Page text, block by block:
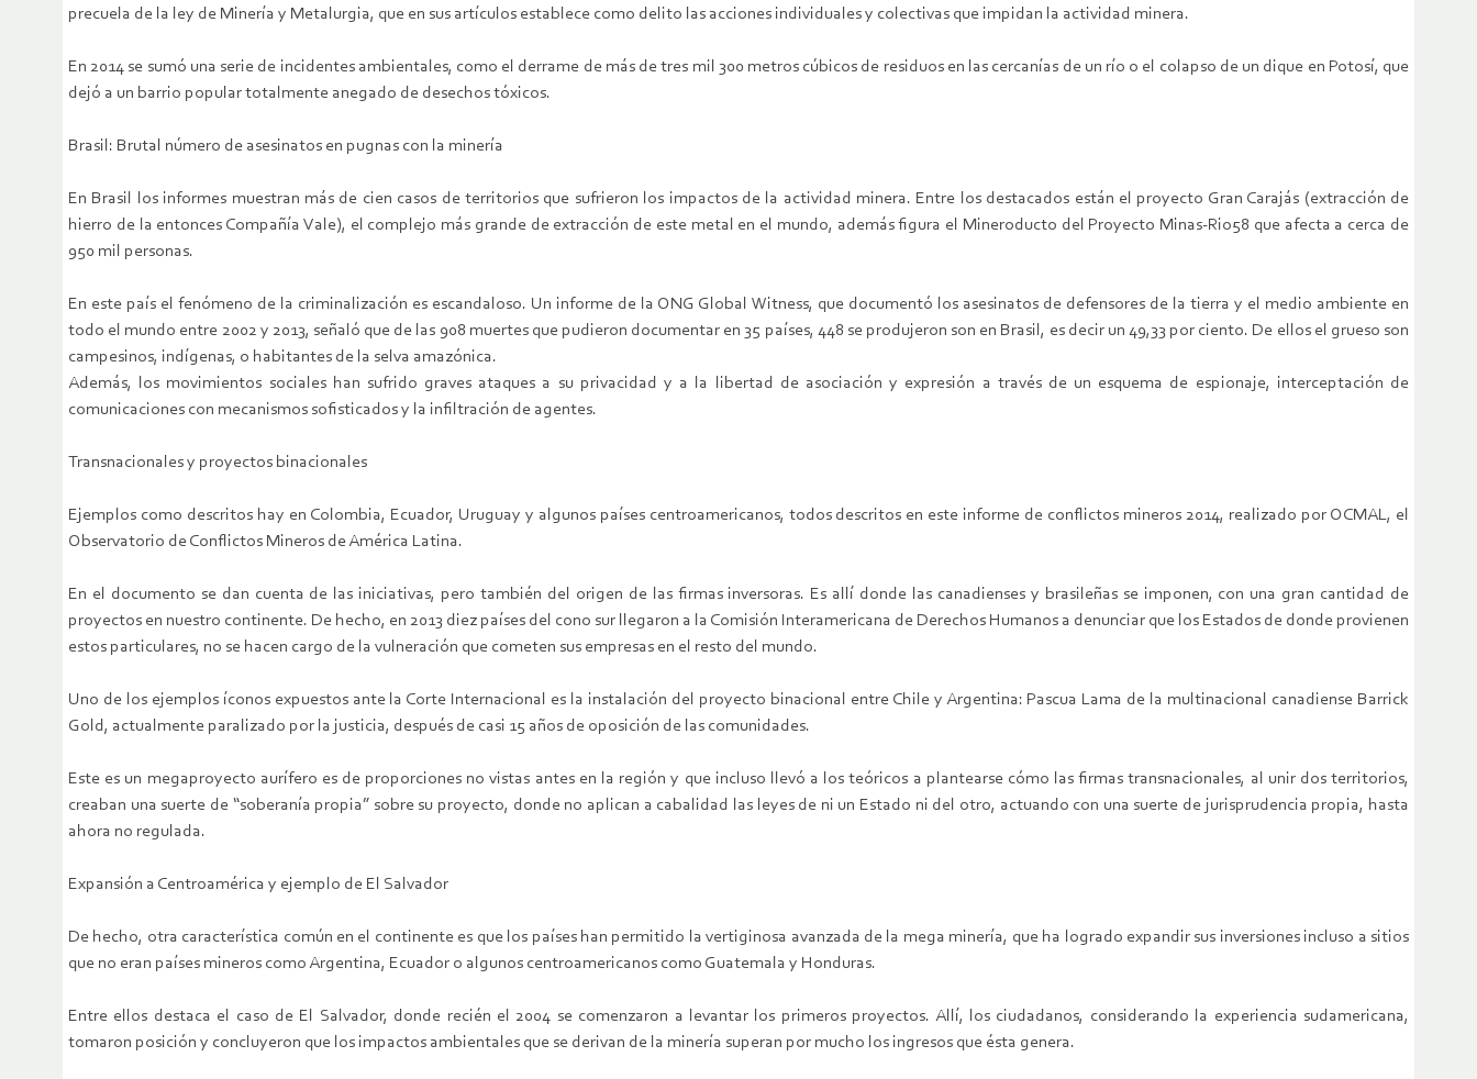
precuela de la ley de Minería y Metalurgia, que en sus artículos establece como delito las acciones individuales y colectivas que impidan la actividad minera.
En 2014 se sumó una serie de incidentes ambientales, como el derrame de más de tres mil 300 metros cúbicos de residuos en las cercanías de un río o el colapso de un dique en Potosí, que
dejó a un barrio popular totalmente anegado de desechos tóxicos.
Brasil: Brutal número de asesinatos en pugnas con la minería
En Brasil los informes muestran más de cien casos de territorios que sufrieron los impactos de la actividad minera. Entre los destacados están el proyecto Gran Carajás (extracción de
hierro de la entonces Compañía Vale), el complejo más grande de extracción de este metal en el mundo, además figura el Mineroducto del Proyecto Minas-Rio58 que afecta a cerca de
950 mil personas.
En este país el fenómeno de la criminalización es escandaloso. Un informe de la ONG Global Witness, que documentó los asesinatos de defensores de la tierra y el medio ambiente en
todo el mundo entre 2002 y 2013, señaló que de las 908 muertes que pudieron documentar en 35 países, 448 se produjeron son en Brasil, es decir un 49,33 por ciento. De ellos el grueso son
campesinos, indígenas, o habitantes de la selva amazónica.
Además, los movimientos sociales han sufrido graves ataques a su privacidad y a la libertad de asociación y expresión a través de un esquema de espionaje, interceptación de
comunicaciones con mecanismos sofisticados y la infiltración de agentes.
Transnacionales y proyectos binacionales
Ejemplos como descritos hay en Colombia, Ecuador, Uruguay y algunos países centroamericanos, todos descritos en este informe de conflictos mineros 2014, realizado por OCMAL, el
Observatorio de Conflictos Mineros de América Latina.
En el documento se dan cuenta de las iniciativas, pero también del origen de las firmas inversoras. Es allí donde las canadienses y brasileñas se imponen, con una gran cantidad de
proyectos en nuestro continente. De hecho, en 2013 diez países del cono sur llegaron a la Comisión Interamericana de Derechos Humanos a denunciar que los Estados de donde provienen
estos particulares, no se hacen cargo de la vulneración que cometen sus empresas en el resto del mundo.
Uno de los ejemplos íconos expuestos ante la Corte Internacional es la instalación del proyecto binacional entre Chile y Argentina: Pascua Lama de la multinacional canadiense Barrick
Gold, actualmente paralizado por la justicia, después de casi 15 años de oposición de las comunidades.
Este es un megaproyecto aurífero es de proporciones no vistas antes en la región y que incluso llevó a los teóricos a plantearse cómo las firmas transnacionales, al unir dos territorios,
creaban una suerte de “soberanía propia” sobre su proyecto, donde no aplican a cabalidad las leyes de ni un Estado ni del otro, actuando con una suerte de jurisprudencia propia, hasta
ahora no regulada.
Expansión a Centroamérica y ejemplo de El Salvador
De hecho, otra característica común en el continente es que los países han permitido la vertiginosa avanzada de la mega minería, que ha logrado expandir sus inversiones incluso a sitios
que no eran países mineros como Argentina, Ecuador o algunos centroamericanos como Guatemala y Honduras.
Entre ellos destaca el caso de El Salvador, donde recién el 2004 se comenzaron a levantar los primeros proyectos. Allí, los ciudadanos, considerando la experiencia sudamericana,
tomaron posición y concluyeron que los impactos ambientales que se derivan de la minería superan por mucho los ingresos que ésta genera.